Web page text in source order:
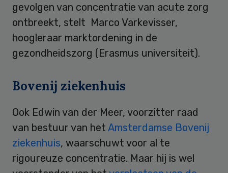
gevolgen van concentratie van acute zorg
ontbreekt, stelt Marco Varkevisser,
hoogleraar marktordening in de
gezondheidszorg (Erasmus universiteit).
Bovenij ziekenhuis
Ook Edwin van der Meer, voorzitter raad
van bestuur van het Amsterdamse Bovenij
ziekenhuis, waarschuwt voor al te
rigoureuze concentratie. Maar hij is wel